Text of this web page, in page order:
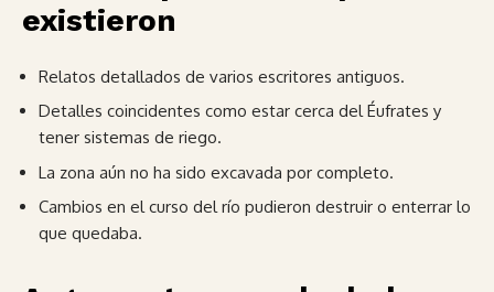
existieron
Relatos detallados de varios escritores antiguos.
Detalles coincidentes como estar cerca del Éufrates y
tener sistemas de riego.
La zona aún no ha sido excavada por completo.
Cambios en el curso del río pudieron destruir o enterrar lo
que quedaba.